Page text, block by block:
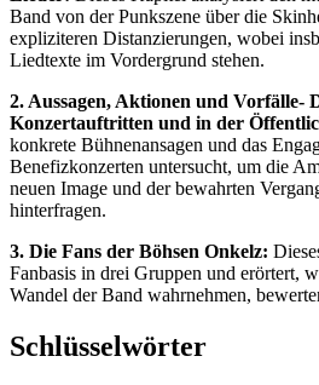
Band von der Punkszene über die
expliziteren Distanzierungen, wobei
Liedtexte im Vordergrund stehen.
2. Aussagen, Aktionen und Vorfälle-
Konzertauftritten und in der
konkrete Bühnenansagen und das
Benefizkonzerten untersucht, um die
neuen Image und der bewahrten
hinterfragen.
3. Die Fans der Böhsen Onkelz:
Fanbasis in drei Gruppen und erörtert,
Wandel der Band wahrnehmen,
Schlüsselwörter